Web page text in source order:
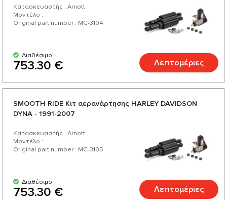
Κατασκευαστής : Arnott
Μοντέλο :
Original part number : MC-3104
Διαθέσιμο
753.30 € Λεπτομέριες
SMOOTH RIDE Κιτ αερανάρτησης HARLEY DAVIDSON
DYNA - 1991-2007
Κατασκευαστής : Arnott
Μοντέλο :
Original part number : MC-3105
Διαθέσιμο
753.30 € Λεπτομέριες